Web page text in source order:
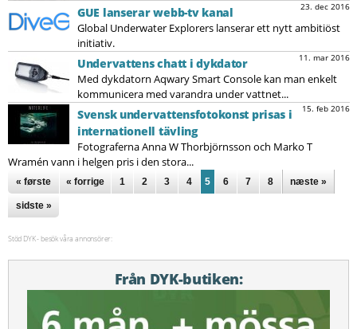
23. dec 2016
GUE lanserar webb-tv kanal
Global Underwater Explorers lanserar ett nytt ambitiöst
initiativ.
11. mar 2016
Undervattens chatt i dykdator
Med dykdatorn Aqwary Smart Console kan man enkelt
kommunicera med varandra under vattnet...
15. feb 2016
Svensk undervattensfotokonst prisas i
internationell tävling
Fotograferna Anna W Thorbjörnsson och Marko T
Wramén vann i helgen pris i den stora...
Sidor
« første « forrige 1 2 3 4 5 6 7 8 næste »
sidste »
Stöd DYK - besök våra annonsörer:
Från DYK-butiken: